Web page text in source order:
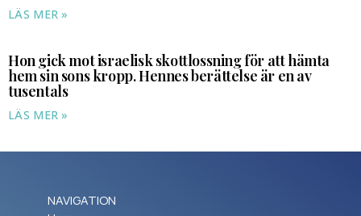
LÄS MER »
Hon gick mot israelisk skottlossning för att hämta
hem sin sons kropp. Hennes berättelse är en av
tusentals
LÄS MER »
NAVIGATION